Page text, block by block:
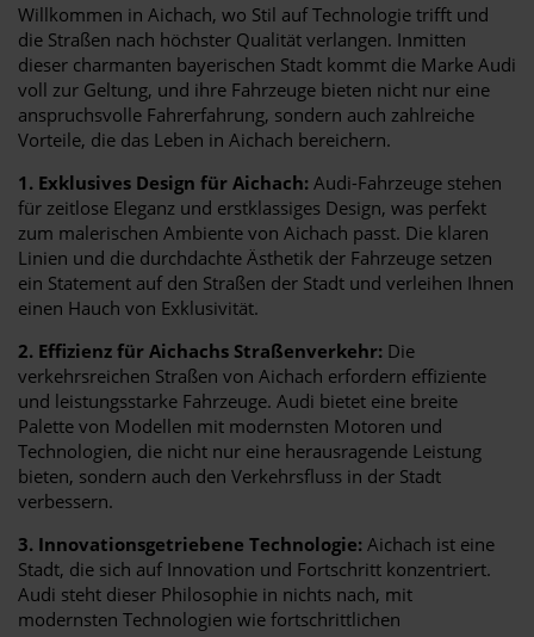
Willkommen in Aichach, wo Stil auf Technologie trifft und
die Straßen nach höchster Qualität verlangen. Inmitten
dieser charmanten bayerischen Stadt kommt die Marke Audi
voll zur Geltung, und ihre Fahrzeuge bieten nicht nur eine
anspruchsvolle Fahrerfahrung, sondern auch zahlreiche
Vorteile, die das Leben in Aichach bereichern.
1. Exklusives Design für Aichach: Audi-Fahrzeuge stehen
für zeitlose Eleganz und erstklassiges Design, was perfekt
zum malerischen Ambiente von Aichach passt. Die klaren
Linien und die durchdachte Ästhetik der Fahrzeuge setzen
ein Statement auf den Straßen der Stadt und verleihen Ihnen
einen Hauch von Exklusivität.
2. Effizienz für Aichachs Straßenverkehr: Die
verkehrsreichen Straßen von Aichach erfordern effiziente
und leistungsstarke Fahrzeuge. Audi bietet eine breite
Palette von Modellen mit modernsten Motoren und
Technologien, die nicht nur eine herausragende Leistung
bieten, sondern auch den Verkehrsfluss in der Stadt
verbessern.
3. Innovationsgetriebene Technologie: Aichach ist eine
Stadt, die sich auf Innovation und Fortschritt konzentriert.
Audi steht dieser Philosophie in nichts nach, mit
modernsten Technologien wie fortschrittlichen